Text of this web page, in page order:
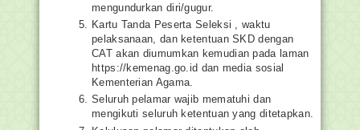
mengundurkan diri/gugur.
Kartu Tanda Peserta Seleksi , waktu
pelaksanaan, dan ketentuan SKD dengan
CAT akan diumumkan kemudian pada laman
https://kemenag.go.id dan media sosial
Kementerian Agama.
Seluruh pelamar wajib mematuhi dan
mengikuti seluruh ketentuan yang ditetapkan.